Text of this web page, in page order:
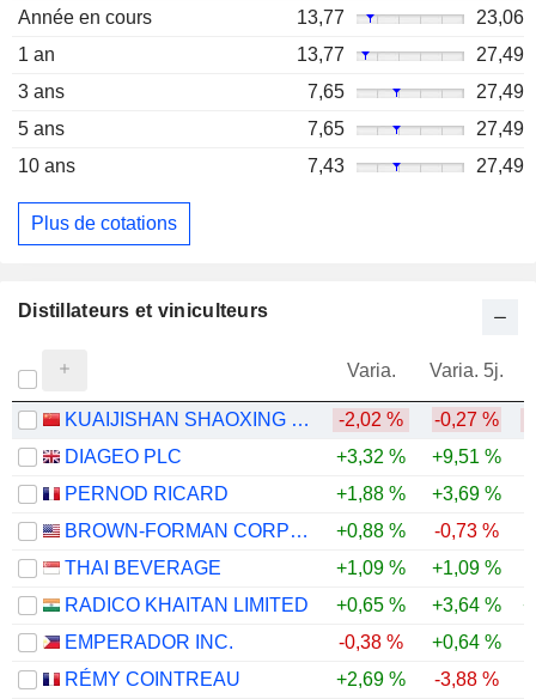
Année en cours
13,77
23,06
1 an
13,77
27,49
3 ans
7,65
27,49
5 ans
7,65
27,49
10 ans
7,43 27,49
Plus de cotations
Distillateurs et viniculteurs
Varia. Varia. 5j.
KUAIJISHAN SHAOXING RICE WINE CO., LTD. -2,02 % -0,27 %
DIAGEO PLC
+3,32 % +9,51 %
PERNOD RICARD
+1,88 % +3,69 %
BROWN-FORMAN CORPORATION
+0,88 % -0,73 %
THAI BEVERAGE
+1,09 % +1,09 %
RADICO KHAITAN LIMITED
+0,65 % +3,64 %
EMPERADOR INC.
-0,38 % +0,64 %
RÉMY COINTREAU
+2,69 % -3,88 %